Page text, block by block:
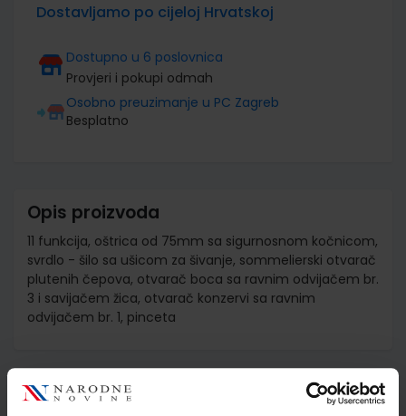
Dostavljamo po cijeloj Hrvatskoj
Dostupno u 6 poslovnica
Provjeri i pokupi odmah
Osobno preuzimanje u PC Zagreb
Besplatno
Opis proizvoda
11 funkcija, oštrica od 75mm sa sigurnosnom kočnicom,
svrdlo - šilo sa ušicom za šivanje, sommelierski otvarač
plutenih čepova, otvarač boca sa ravnim odvijačem br.
3 i savijačem žica, otvarač konzervi sa ravnim
odvijačem br. 1, pinceta
Detalji proizvoda